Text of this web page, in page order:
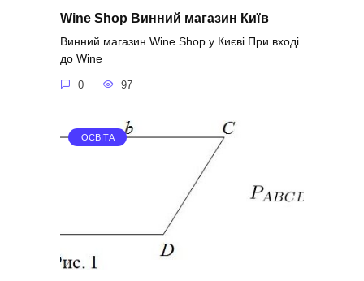
Wine Shop Винний магазин Київ
Винний магазин Wine Shop у Києві При вході
до Wine
0 97
ОСВІТА